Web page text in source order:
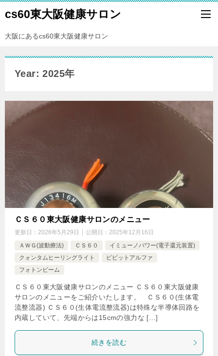
cs60東大阪健康サロン
大阪にあるcs60東大阪健康サロン
Year: 2025年
ＣＳ６０東大阪健康サロンのメニュー
更新日： 2026年5月29日 公開日： 2025年12月16日
ＡＷＧ(波動療法)
ＣＳ６０
イミューノパワー(電子還元装置)
クォンタムヒーリングライト
ピピットアルファ
フォトンビーム
ＣＳ６０東大阪健康サロンのメニュー ＣＳ６０東大阪健康
サロンのメニューをご紹介いたします。 ＣＳ６０(生体電
流整流器) ＣＳ６０(生体電流整流器)は特殊な半導体回路を
内蔵していて、先端からは15cmの強力な […]
続きを読む